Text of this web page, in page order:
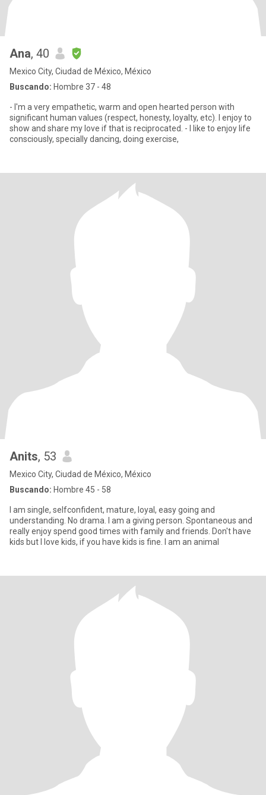
Ana, 40
Mexico City, Ciudad de México, México
Buscando: Hombre 37 - 48
- I'm a very empathetic, warm and open hearted person with
significant human values (respect, honesty, loyalty, etc). I enjoy to
show and share my love if that is reciprocated. - I like to enjoy life
consciously, specially dancing, doing exercise,
Anits, 53
Mexico City, Ciudad de México, México
Buscando: Hombre 45 - 58
I am single, selfconfident, mature, loyal, easy going and
understanding. No drama. I am a giving person. Spontaneous and
really enjoy spend good times with family and friends. Don't have
kids but I love kids, if you have kids is fine. I am an animal